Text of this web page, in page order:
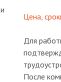
Цена,
Для
После